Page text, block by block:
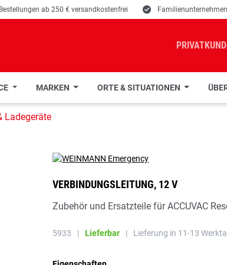
ab 250 € versandkostenfrei E
MARKEN ORTE & SITUATIONEN
Ladegeräte
VERBINDUNGSLEITUNG, 12 V
Zubehör und Ersatzteile für ACCUVAC
5933 | Lieferbar | Lieferung in 11-13